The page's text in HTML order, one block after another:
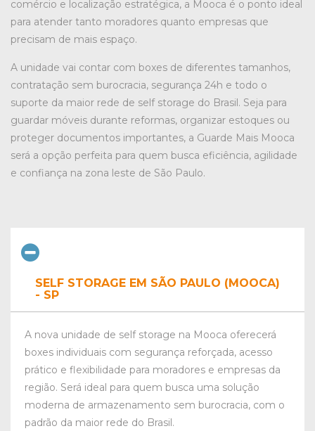
comércio e localização estratégica, a Mooca é o ponto ideal
para atender tanto moradores quanto empresas que
precisam de mais espaço.
A unidade vai contar com boxes de diferentes tamanhos,
contratação sem burocracia, segurança 24h e todo o
suporte da maior rede de self storage do Brasil. Seja para
guardar móveis durante reformas, organizar estoques ou
proteger documentos importantes, a Guarde Mais Mooca
será a opção perfeita para quem busca eficiência, agilidade
e confiança na zona leste de São Paulo.
SELF STORAGE EM SÃO PAULO (MOOCA)
- SP
A nova unidade de self storage na Mooca oferecerá
boxes individuais com segurança reforçada, acesso
prático e flexibilidade para moradores e empresas da
região. Será ideal para quem busca uma solução
moderna de armazenamento sem burocracia, com o
padrão da maior rede do Brasil.